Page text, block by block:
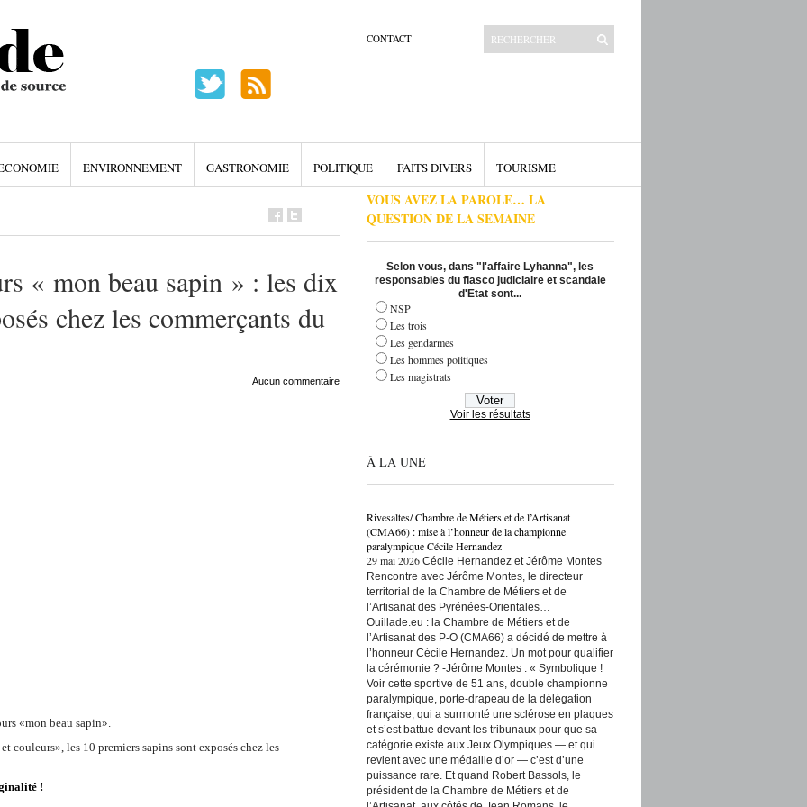
CONTACT
ENVIRONNEMENT GASTRONOMIE POLITIQUE FAITS DIVERS TOURISME
« mon beau sapin » : les dix
chez les commerçants du
Aucun commentaire
«mon beau sapin».
couleurs», les 10 premiers sapins sont exposés chez les
!
VOUS AVEZ LA PAROLE… LA
QUESTION DE LA SEMAINE
Selon vous, dans "l'affaire Lyhanna", les
responsables du fiasco judiciaire et scandale
d'Etat sont...
NSP
Les trois
Les gendarmes
Les hommes politiques
Les magistrats
Voir les résultats
À LA UNE
Rivesaltes/ Chambre de Métiers et de l’Artisanat
(CMA66) : mise à l’honneur de la championne
paralympique Cécile Hernandez
29 mai 2026 Cécile Hernandez et Jérôme Montes
Rencontre avec Jérôme Montes, le directeur
territorial de la Chambre de Métiers et de
l’Artisanat des Pyrénées-Orientales…
Ouillade.eu : la Chambre de Métiers et de
l’Artisanat des P-O (CMA66) a décidé de mettre à
l’honneur Cécile Hernandez. Un mot pour qualifier
la cérémonie ? -Jérôme Montes : « Symbolique !
Voir cette sportive de 51 ans, double championne
paralympique, porte-drapeau de la délégation
française, qui a surmonté une sclérose en plaques
et s’est battue devant les tribunaux pour que sa
catégorie existe aux Jeux Olympiques — et qui
revient avec une médaille d’or — c’est d’une
puissance rare. Et quand Robert Bassols, le
président de la Chambre de Métiers et de